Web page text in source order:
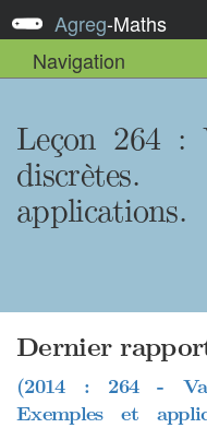
Agreg-Maths
Navigation
Leçon 264 :
applications.
Dernier
(2014 : 264 -
Exemples et